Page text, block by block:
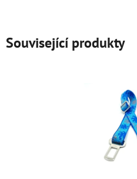
Související produkty